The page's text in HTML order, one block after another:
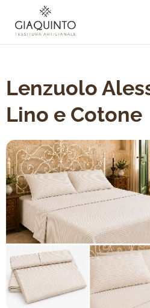
Lenzuolo
Lino e Cotone